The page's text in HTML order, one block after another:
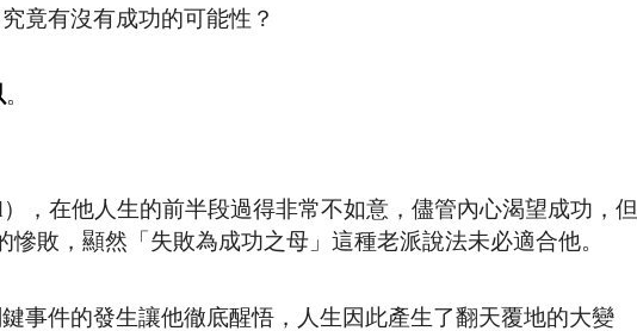
竟有沒有成功的可能性？
。
，在他人生的前半段過得非常不如意，儘管內心渴望成功，但
敗，顯然「失敗為成功之母」這種老派說法未必適合他。
事件的發生讓他徹底醒悟，人生因此產生了翻天覆地的大變